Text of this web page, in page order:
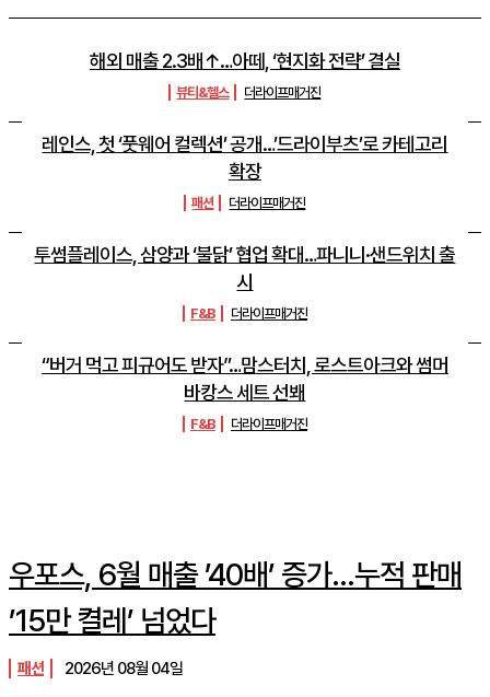
해외 매출 2.3배↑…아떼, ‘현지화 전략’ 결실
뷰티&헬스 더라이프매거진
레인스, 첫 ‘풋웨어 컬렉션’ 공개…’드라이부츠’로 카테고리
확장
패션 더라이프매거진
투썸플레이스, 삼양과 ‘불닭’ 협업 확대…파니니·샌드위치 출
시
F&B 더라이프매거진
“버거 먹고 피규어도 받자”…맘스터치, 로스트아크와 썸머
바캉스 세트 선봬
F&B 더라이프매거진
우포스, 6월 매출 ’40배’ 증가…누적 판매
’15만 켤레’ 넘었다
패션 2026년 08월 04일